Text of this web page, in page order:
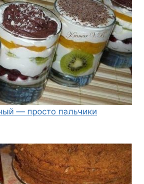
— просто пальчики